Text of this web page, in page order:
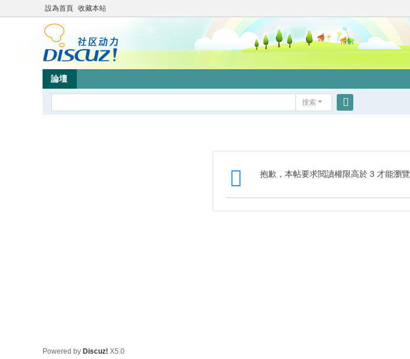
設為首頁 收藏本站
論壇
搜索
抱歉，本帖要求閲讀權限高於 3 才能瀏覽
Powered by Discuz! X5.0